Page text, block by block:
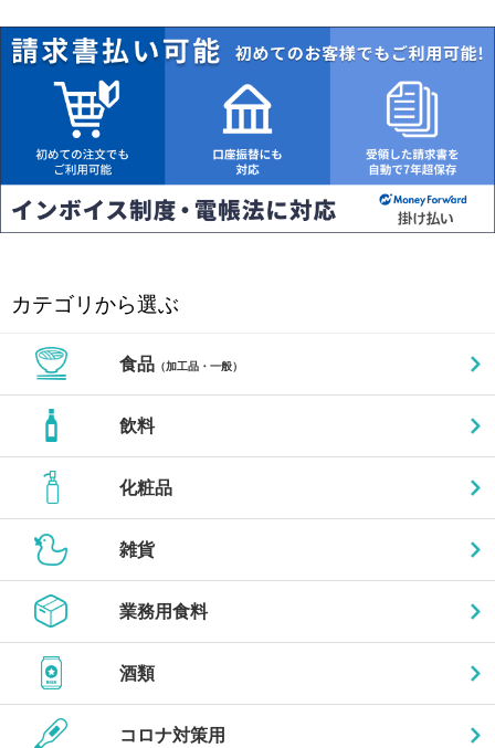
カテゴリから選ぶ
食品（加工品・一般）
飲料
化粧品
雑貨
業務用食料
酒類
コロナ対策用